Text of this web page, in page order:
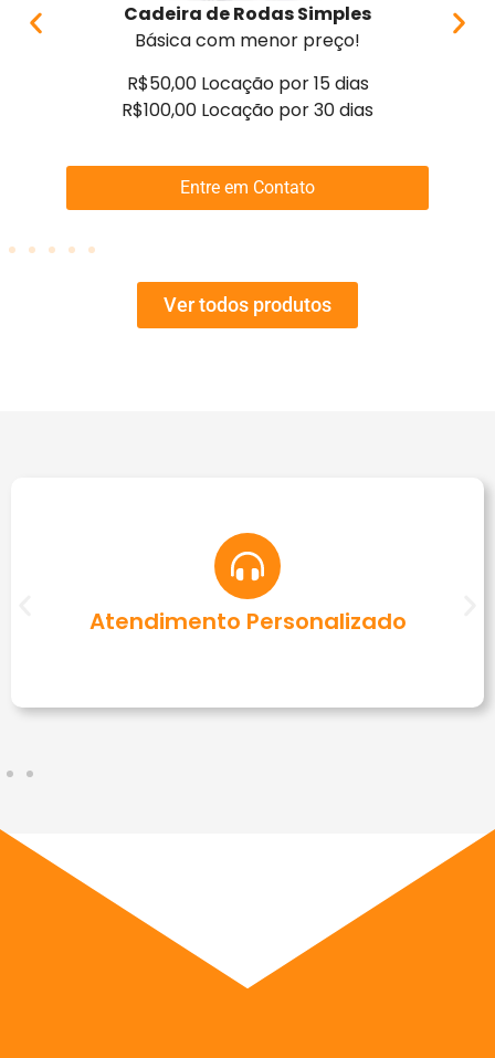
Cadeira de Rodas Simples
Básica com menor preço!
R$50,00 Locação por 15 dias
R$100,00 Locação por 30 dias
Entre em Contato
Ver todos produtos
Atendimento Personalizado